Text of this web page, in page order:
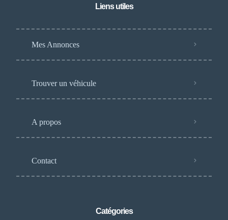
Liens utiles
Mes Annonces
Trouver un véhicule
A propos
Contact
Catégories